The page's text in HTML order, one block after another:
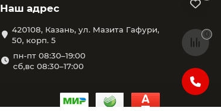
Наш адрес
420108, Казань, ул. Мазита Гафури,
50, корп. 5
пн-пт 08:30–19:00
сб,вс 08:30–17:00
0